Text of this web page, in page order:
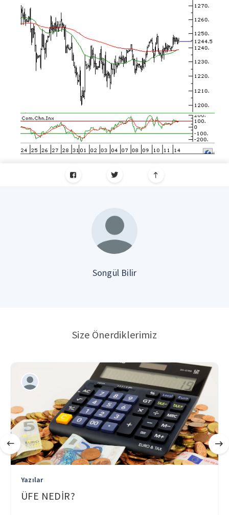
Songül Bilir
Size Önerdiklerimiz
Yazılar
ÜFE NEDİR?